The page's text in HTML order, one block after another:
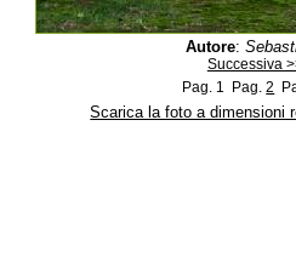
Autore:
Successiva
Pag. 1 Pag.2
Scarica la foto a dimensioni